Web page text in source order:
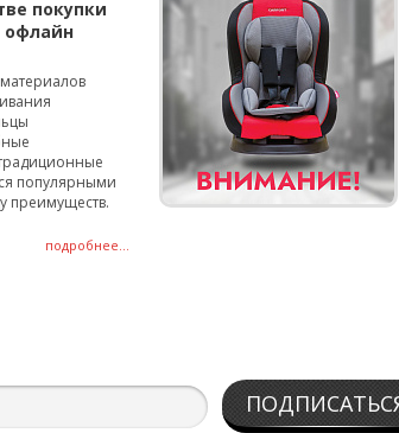
покупки
офлайн
популярными
преимуществ.
подробнее...